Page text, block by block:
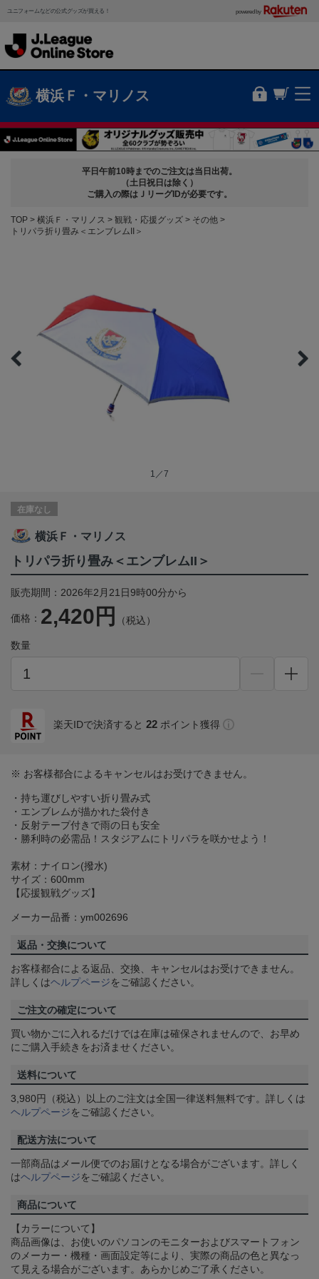
ユニフォームなどの公式グッズが買える！ powered by
横浜Ｆ・マリノス
平日午前10時までのご注文は当日出荷。
（土日祝日は除く）
ご購入の際はＪリーグIDが必要です。
TOP 横浜Ｆ・マリノス 観戦・応援グッズ
その他
トリパラ折り畳み＜エンブレムII＞
1／7
在庫なし
横浜Ｆ・マリノス
トリパラ折り畳み＜エンブレムII＞
販売期間：2026年2月21日9時00分から
価格： 2,420円 （税込）
数量
楽天IDで決済すると 22 ポイント獲得
※ お客様都合によるキャンセルはお受けできません。
・持ち運びしやすい折り畳み式
・エンブレムが描かれた袋付き
・反射テープ付きで雨の日も安全
・勝利時の必需品！スタジアムにトリパラを咲かせよう！
素材：ナイロン(撥水)
サイズ：600mm
【応援観戦グッズ】
メーカー品番：ym002696
返品・交換について
お客様都合による返品、交換、キャンセルはお受けできません。
詳しくはヘルプページをご確認ください。
ご注文の確定について
買い物かごに入れるだけでは在庫は確保されませんので、お早め
にご購入手続きをお済ませください。
送料について
3,980円（税込）以上のご注文は全国一律送料無料です。詳しくは
ヘルプページをご確認ください。
配送方法について
一部商品はメール便でのお届けとなる場合がございます。詳しく
はヘルプページをご確認ください。
商品について
【カラーについて】
商品画像は、お使いのパソコンのモニターおよびスマートフォン
のメーカー・機種・画面設定等により、実際の商品の色と異なっ
て見える場合がございます。あらかじめご了承ください。